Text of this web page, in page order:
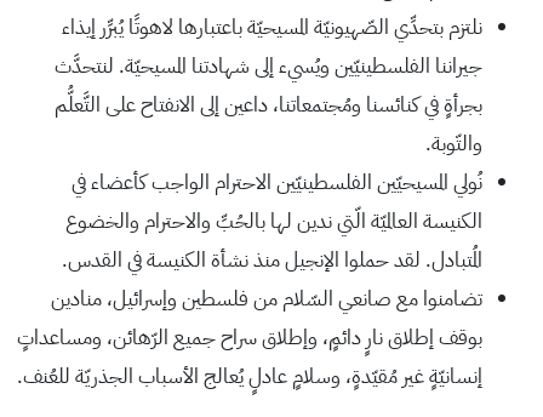
نلتزم بتحدِّي الصّهيونيّة المسيحيّة باعتبارها لاهوتًا يُبرِّر إيذاء
جيراننا الفلسطينيّين ويُسيء إلى شهادتنا المسيحيّة. لنتحدَّث
بجرأةٍ في كنائسنا ومُجتمعاتنا، داعين إلى الانفتاح على التَّعلُّم
والتّوبة.
نُولي المسيحيّين الفلسطينيّين الاحترام الواجب كأعضاء في
الكنيسة العالميّة الّتي ندين لها بالحُبِّ والاحترام والخضوع
المُتبادل. لقد حملوا الإنجيل منذ نشأة الكنيسة في القدس.
تضامنوا مع صانعي السّلام من فلسطين وإسرائيل، منادين
بوقف إطلاق نارٍ دائمٍ، وإطلاق سراح جميع الرّهائن، ومساعداتٍ
إنسانيّةٍ غير مُقيّدةٍ، وسلامٍ عادلٍ يُعالج الأسباب الجذريّة للعُنف.